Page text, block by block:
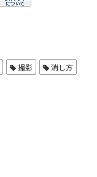
撮影
消し方